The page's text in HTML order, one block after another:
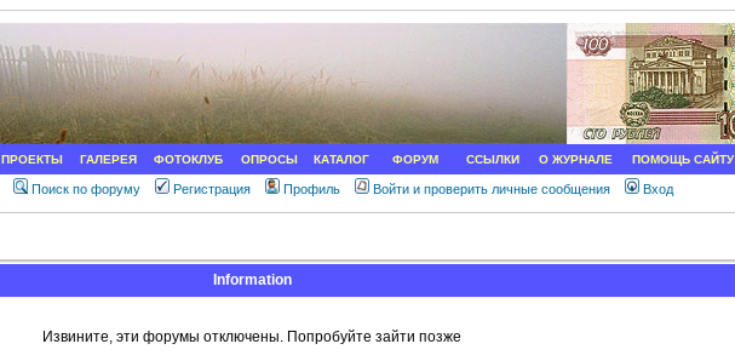
ПРОЕКТЫ ГАЛЕРЕЯ ФОТОКЛУБ ОПРОСЫ КАТАЛОГ ФОРУМ ССЫЛКИ О ЖУРНАЛЕ ПОМОЩЬ САЙТУ
Поиск по форуму Регистрация Профиль Войти и проверить личные сообщения Вход
Information
Извините, эти форумы отключены. Попробуйте зайти позже